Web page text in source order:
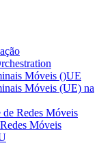
Móveis ()UE
Móveis (UE) na
Redes Móveis
Móveis